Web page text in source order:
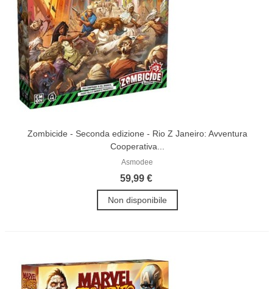
Zombicide - Seconda edizione - Rio Z Janeiro: Avventura
Cooperativa...
Asmodee
59,99 €
Non disponibile